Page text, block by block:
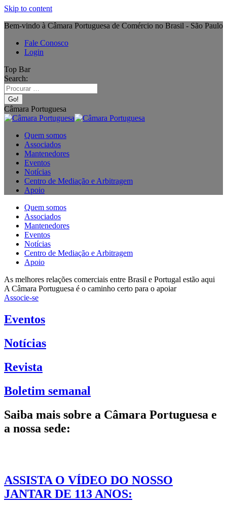
Skip to content
Bem-vindo à Câmara Portuguesa de Comércio no Brasil - São Paulo
Fale Conosco
Login
Top Bar
Search:
Câmara Portuguesa
Quem somos
Associados
Mantenedores
Eventos
Notícias
Centro de Mediação e Arbitragem
Apoio
Quem somos
Associados
Mantenedores
Eventos
Notícias
Centro de Mediação e Arbitragem
Apoio
As melhores relações comerciais entre Brasil e Portugal estão aqui
A Câmara Portuguesa é o caminho certo para o apoiar
Associe-se
Eventos
Notícias
Revista
Boletim semanal
Saiba mais sobre a Câmara Portuguesa e
a nossa sede:
ASSISTA O VÍDEO DO NOSSO
JANTAR DE 113 ANOS: